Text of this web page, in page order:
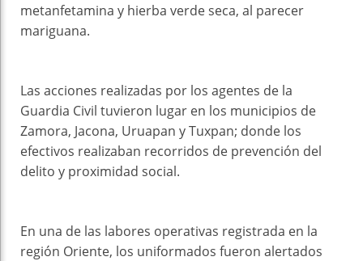
metanfetamina y hierba verde seca, al parecer
mariguana.
Las acciones realizadas por los agentes de la
Guardia Civil tuvieron lugar en los municipios de
Zamora, Jacona, Uruapan y Tuxpan; donde los
efectivos realizaban recorridos de prevención del
delito y proximidad social.
En una de las labores operativas registrada en la
región Oriente, los uniformados fueron alertados